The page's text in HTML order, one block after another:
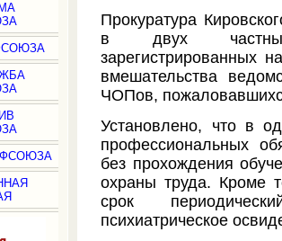
Прокуратура
в двух частных
зарегистрированных
вмешательства
ЧОПов,
Установлено, что в
профессиональных
без прохождения
охраны труда. Кроме
срок
психиатрическое